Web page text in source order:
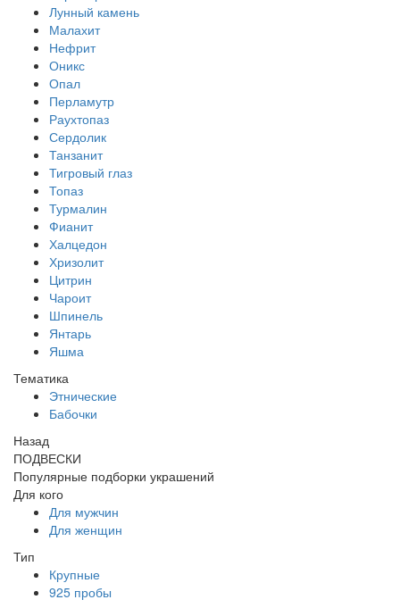
Лунный камень
Малахит
Нефрит
Оникс
Опал
Перламутр
Раухтопаз
Сердолик
Танзанит
Тигровый глаз
Топаз
Турмалин
Фианит
Халцедон
Хризолит
Цитрин
Чароит
Шпинель
Янтарь
Яшма
Тематика
Этнические
Бабочки
Назад
ПОДВЕСКИ
Популярные подборки украшений
Для кого
Для мужчин
Для женщин
Тип
Крупные
925 пробы